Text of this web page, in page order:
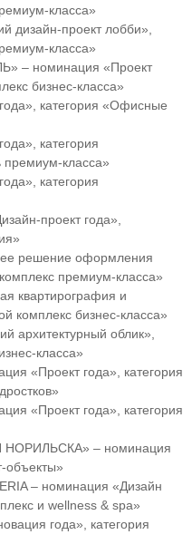
класса»
дизайн-проект лобби»,
класса»
– номинация «Проект
бизнес-класса»
категория «Офисные
категория
класса»
категория
проект года»,
решение оформления
премиум-класса»
квартирография и
комплекс бизнес-класса»
архитектурный облик»,
класса»
«Проект года», категория
«Проект года», категория
– номинация
объекты»
– номинация «Дизайн
и wellness & spa»
года», категория